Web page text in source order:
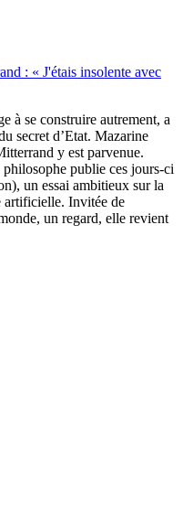
: « J'étais insolente avec
à se construire autrement, a
secret d’Etat. Mazarine
y est parvenue.
publie ces jours-ci
un essai ambitieux sur la
artificielle. Invitée de
un regard, elle revient